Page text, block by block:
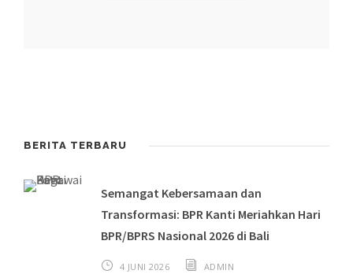
BERITA TERBARU
Semangat Kebersamaan dan
Transformasi: BPR Kanti Meriahkan Hari
BPR/BPRS Nasional 2026 di Bali
4 JUNI 2026 ADMIN